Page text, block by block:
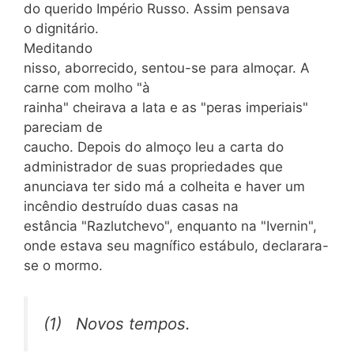
do querido Império Russo. Assim pensava
o dignitário.
Meditando
nisso, aborrecido, sentou-se para almoçar. A
carne com molho "à
rainha" cheirava a lata e as "peras imperiais"
pareciam de
caucho. Depois do almoço leu a carta do
administrador de suas propriedades que
anunciava ter sido má a colheita e haver um
incêndio destruído duas casas na
estância "Razlutchevo", enquanto na "Ivernin",
onde estava seu magnífico estábulo, declarara-
se o mormo.
(1) Novos tempos.